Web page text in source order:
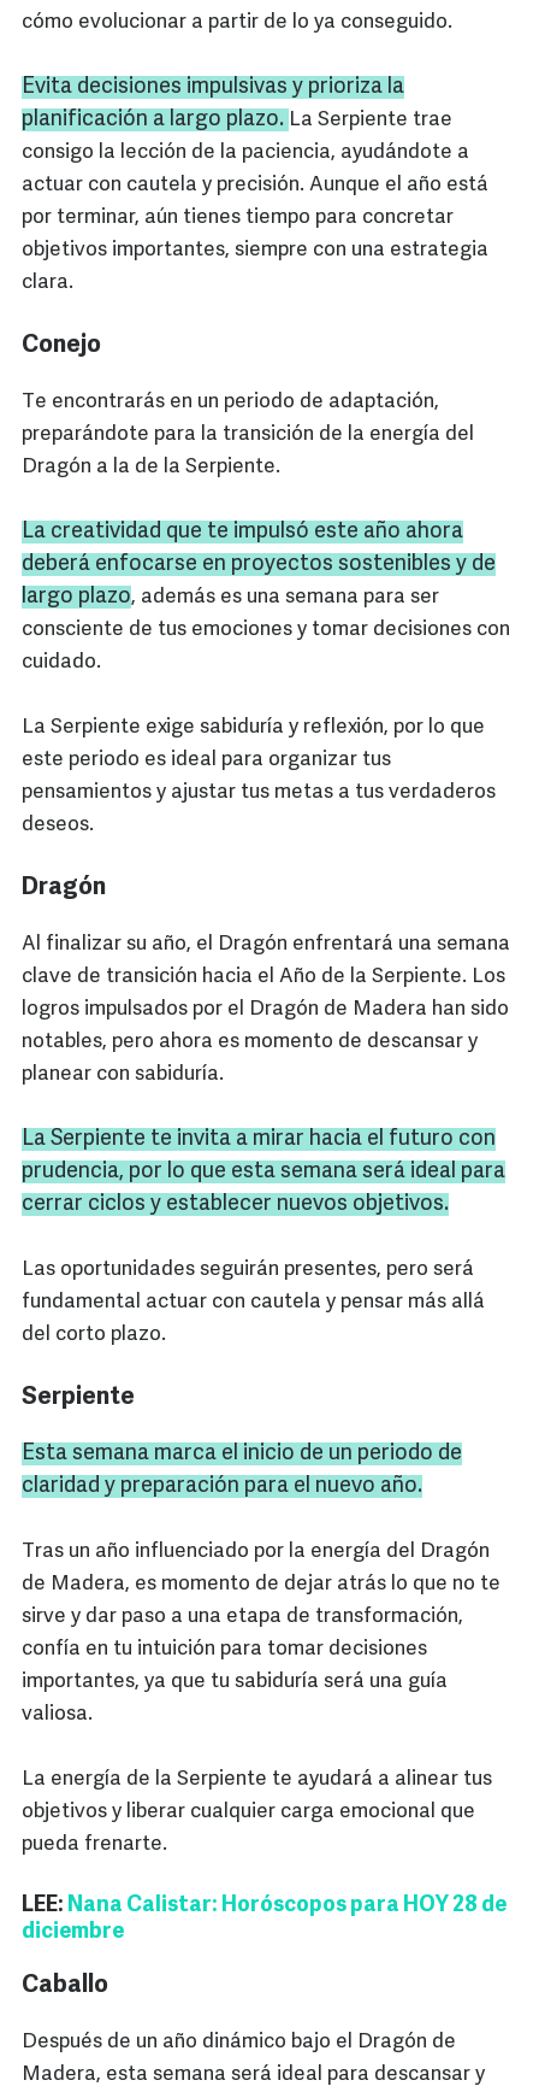
cómo evolucionar a partir de lo ya conseguido.
Evita decisiones impulsivas y prioriza la
planificación a largo plazo. La Serpiente trae
consigo la lección de la paciencia, ayudándote a
actuar con cautela y precisión. Aunque el año está
por terminar, aún tienes tiempo para concretar
objetivos importantes, siempre con una estrategia
clara.
Conejo
Te encontrarás en un periodo de adaptación,
preparándote para la transición de la energía del
Dragón a la de la Serpiente.
La creatividad que te impulsó este año ahora
deberá enfocarse en proyectos sostenibles y de
largo plazo, además es una semana para ser
consciente de tus emociones y tomar decisiones con
cuidado.
La Serpiente exige sabiduría y reflexión, por lo que
este periodo es ideal para organizar tus
pensamientos y ajustar tus metas a tus verdaderos
deseos.
Dragón
Al finalizar su año, el Dragón enfrentará una semana
clave de transición hacia el Año de la Serpiente. Los
logros impulsados por el Dragón de Madera han sido
notables, pero ahora es momento de descansar y
planear con sabiduría.
La Serpiente te invita a mirar hacia el futuro con
prudencia, por lo que esta semana será ideal para
cerrar ciclos y establecer nuevos objetivos.
Las oportunidades seguirán presentes, pero será
fundamental actuar con cautela y pensar más allá
del corto plazo.
Serpiente
Esta semana marca el inicio de un periodo de
claridad y preparación para el nuevo año.
Tras un año influenciado por la energía del Dragón
de Madera, es momento de dejar atrás lo que no te
sirve y dar paso a una etapa de transformación,
confía en tu intuición para tomar decisiones
importantes, ya que tu sabiduría será una guía
valiosa.
La energía de la Serpiente te ayudará a alinear tus
objetivos y liberar cualquier carga emocional que
pueda frenarte.
LEE: Nana Calistar: Horóscopos para HOY 28 de
diciembre
Caballo
Después de un año dinámico bajo el Dragón de
Madera, esta semana será ideal para descansar y